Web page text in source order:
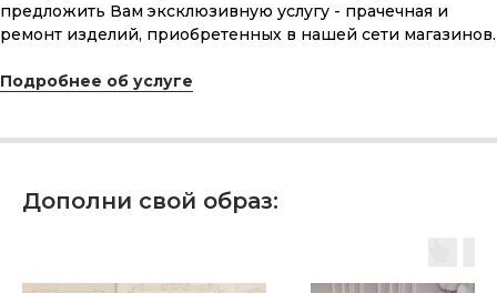
предложить Вам эксклюзивную услугу - прачечная и
ремонт изделий, приобретенных в нашей сети магазинов.
Подробнее об услуге
Дополни свой образ:
ПОДАРОЧНАЯ КАРТА
Что может быть лучше подарка,
КУПИТЬ КАРТУ